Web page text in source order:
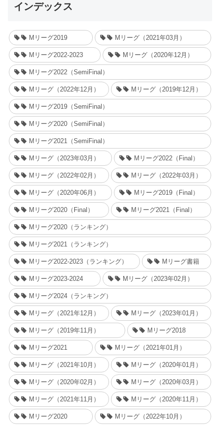
インデックス
Mリーグ2019 Mリーグ（2021年03月）
Mリーグ2022-2023 Mリーグ（2020年12月）
Mリーグ2022（SemiFinal）
Mリーグ（2022年12月） Mリーグ（2019年12月）
Mリーグ2019（SemiFinal）
Mリーグ2020（SemiFinal）
Mリーグ2021（SemiFinal）
Mリーグ（2023年03月） Mリーグ2022（Final）
Mリーグ（2022年02月） Mリーグ（2022年03月）
Mリーグ（2020年06月） Mリーグ2019（Final）
Mリーグ2020（Final） Mリーグ2021（Final）
Mリーグ2020（ランキング）
Mリーグ2021（ランキング）
Mリーグ2022-2023（ランキング） Mリーグ書籍
Mリーグ2023-2024 Mリーグ（2023年02月）
Mリーグ2024（ランキング）
Mリーグ（2021年12月） Mリーグ（2023年01月）
Mリーグ（2019年11月） Mリーグ2018
Mリーグ2021 Mリーグ（2021年01月）
Mリーグ（2021年10月） Mリーグ（2020年01月）
Mリーグ（2020年02月） Mリーグ（2020年03月）
Mリーグ（2021年11月） Mリーグ（2020年11月）
Mリーグ2020 Mリーグ（2022年10月）